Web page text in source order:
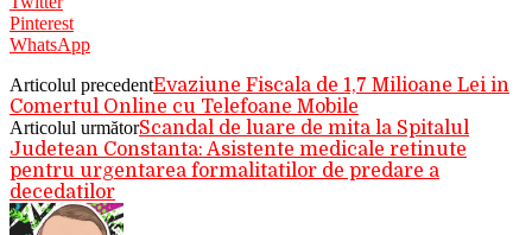
Pinterest
WhatsApp
Articolul precedentEvaziune Fiscala de 1,7 Milioane Lei in
Comertul Online cu Telefoane Mobile
Articolul următorScandal de luare de mita la Spitalul
Judetean Constanta: Asistente medicale retinute
pentru urgentarea formalitatilor de predare a
decedatilor